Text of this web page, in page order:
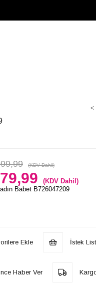
<
(KDV Dahil)
(KDV Dahil)
Babet B726047209
Ekle İstek
Haber Ver